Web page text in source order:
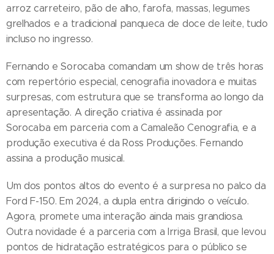
arroz carreteiro, pão de alho, farofa, massas, legumes
grelhados e a tradicional panqueca de doce de leite, tudo
incluso no ingresso.
Fernando e Sorocaba comandam um show de três horas
com repertório especial, cenografia inovadora e muitas
surpresas, com estrutura que se transforma ao longo da
apresentação. A direção criativa é assinada por
Sorocaba em parceria com a Camaleão Cenografia, e a
produção executiva é da Ross Produções. Fernando
assina a produção musical.
Um dos pontos altos do evento é a surpresa no palco da
Ford F-150. Em 2024, a dupla entra dirigindo o veículo.
Agora, promete uma interação ainda mais grandiosa.
Outra novidade é a parceria com a Irriga Brasil, que levou
pontos de hidratação estratégicos para o público se